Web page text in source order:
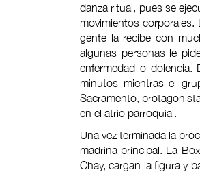
danza ritual, pues se
movimientos corporales.
gente la recibe con
algunas personas le
enfermedad o dolencia.
minutos mientras el
Sacramento,
en el atrio parroquial.
Una vez terminada la
madrina principal. La
Chay, cargan la figura y